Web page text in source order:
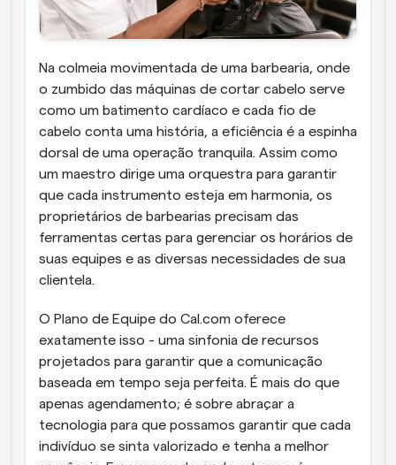
Na colmeia movimentada de uma barbearia, onde
o zumbido das máquinas de cortar cabelo serve
como um batimento cardíaco e cada fio de
cabelo conta uma história, a eficiência é a espinha
dorsal de uma operação tranquila. Assim como
um maestro dirige uma orquestra para garantir
que cada instrumento esteja em harmonia, os
proprietários de barbearias precisam das
ferramentas certas para gerenciar os horários de
suas equipes e as diversas necessidades de sua
clientela.
O Plano de Equipe do Cal.com oferece
exatamente isso - uma sinfonia de recursos
projetados para garantir que a comunicação
baseada em tempo seja perfeita. É mais do que
apenas agendamento; é sobre abraçar a
tecnologia para que possamos garantir que cada
indivíduo se sinta valorizado e tenha a melhor